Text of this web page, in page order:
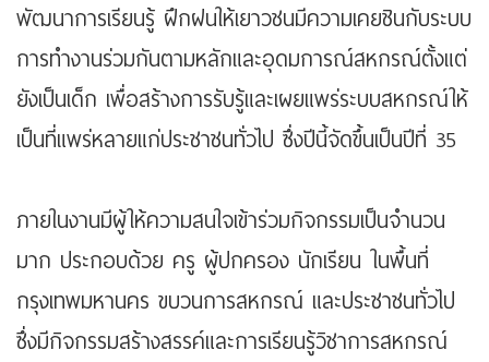
พัฒนาการเรียนรู้ ฝึกฝนให้เยาวชนมีความเคยชินกับระบบ
การทำงานร่วมกันตามหลักและอุดมการณ์สหกรณ์ตั้งแต่
ยังเป็นเด็ก เพื่อสร้างการรับรู้และเผยแพร่ระบบสหกรณ์ให้
เป็นที่แพร่หลายแก่ประชาชนทั่วไป ซึ่งปีนี้จัดขึ้นเป็นปีที่ 35
ภายในงานมีผู้ให้ความสนใจเข้าร่วมกิจกรรมเป็นจำนวน
มาก ประกอบด้วย ครู ผู้ปกครอง นักเรียน ในพื้นที่
กรุงเทพมหานคร ขบวนการสหกรณ์ และประชาชนทั่วไป
ซึ่งมีกิจกรรมสร้างสรรค์และการเรียนรู้วิชาการสหกรณ์